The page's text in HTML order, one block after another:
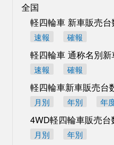
全国
軽四輪車 新車販売台
速報 確報
軽四輪車 通称名別
速報 確報
軽四輪車新車販売台
月別 年別 年
4WD軽四輪車販売台
月別 年別